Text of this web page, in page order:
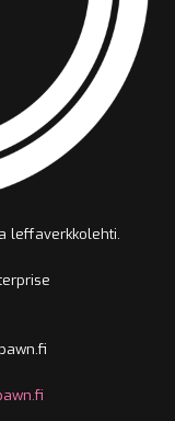
leffaverkkolehti.